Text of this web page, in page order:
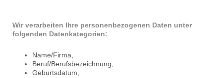
Wir verarbeiten Ihre personenbezogenen Daten unter
folgenden Datenkategorien:
Name/Firma,
Beruf/Berufsbezeichnung,
Geburtsdatum,